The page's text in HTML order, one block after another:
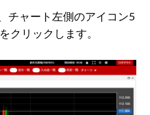
チャート左側のアイコン5
クリックします。